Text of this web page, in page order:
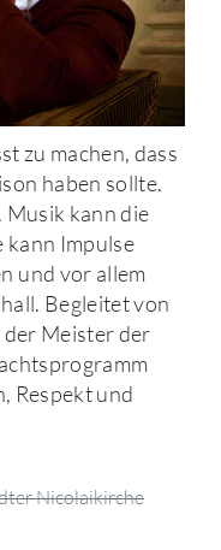
zu machen, dass
haben sollte.
kann die
kann Impulse
und vor allem
Begleitet von
der Meister der
Respekt und
Nicolaikirche